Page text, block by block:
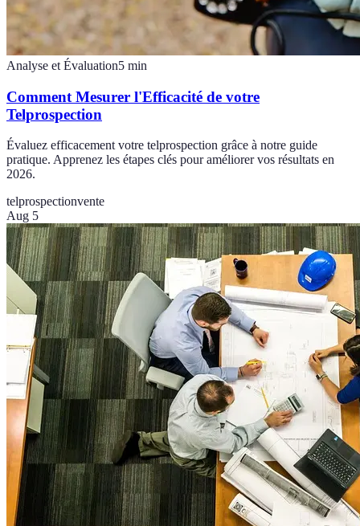
Analyse et Évaluation5 min
Comment Mesurer l'Efficacité de votre
Telprospection
Évaluez efficacement votre telprospection grâce à notre guide
pratique. Apprenez les étapes clés pour améliorer vos résultats en
2026.
telprospectionvente
Aug 5